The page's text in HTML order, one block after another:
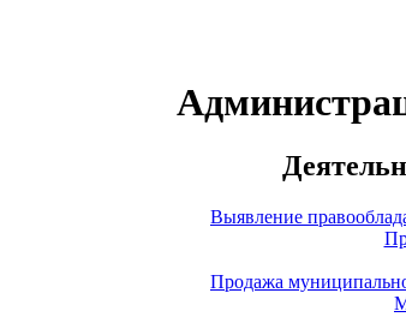
Выявление
Продажа